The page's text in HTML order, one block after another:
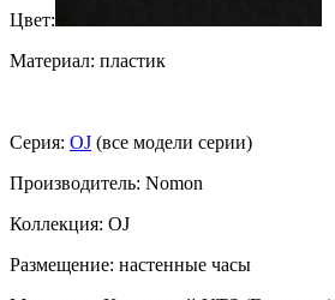
Цвет:
Материал: пластик
Серия: OJ (все модели серии)
Производитель: Nomon
Коллекция: OJ
Размещение: настенные часы